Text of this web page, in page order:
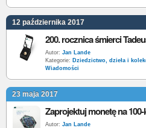
12 października 2017
Autor: Jan Lande
Kategorie: Dziedzictwo, dzieła i
Wiadomości
23 maja 2017
Autor: Jan Lande